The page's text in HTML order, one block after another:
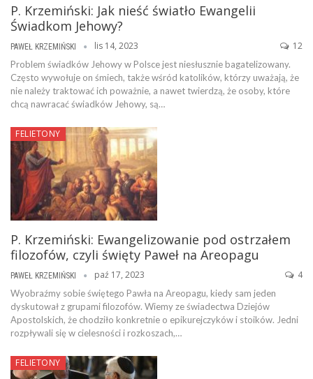
P. Krzemiński: Jak nieść światło Ewangelii
Świadkom Jehowy?
PAWEŁ KRZEMIŃSKI lis 14, 2023 12
Problem świadków Jehowy w Polsce jest niesłusznie bagatelizowany.
Często wywołuje on śmiech, także wśród katolików, którzy uważają, że
nie należy traktować ich poważnie, a nawet twierdzą, że osoby, które
chcą nawracać świadków Jehowy, są…
FELIETONY
P. Krzemiński: Ewangelizowanie pod ostrzałem
filozofów, czyli święty Paweł na Areopagu
PAWEŁ KRZEMIŃSKI paź 17, 2023 4
Wyobraźmy sobie świętego Pawła na Areopagu, kiedy sam jeden
dyskutował z grupami filozofów. Wiemy ze świadectwa Dziejów
Apostolskich, że chodziło konkretnie o epikurejczyków i stoików. Jedni
rozpływali się w cielesności i rozkoszach,…
FELIETONY